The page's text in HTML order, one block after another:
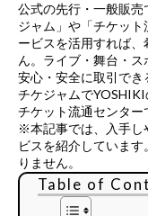
公式の先行・一般販売
ジャム」や「チケッ
ービスを活用すれば
ん。ライブ・舞台・
安心・安全に取引でき
チケジャムで
チケット流通センタ
※本記事では、入手し
ビスを紹介していま
りません。
Table of